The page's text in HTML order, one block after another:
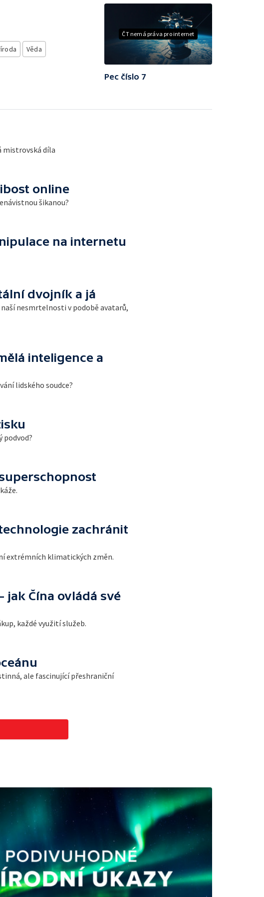
Věda
ČT nemá práva pro internet
Pec číslo 7
mistrovská díla
online
šikanou?
na internetu
dvojník a já
nesmrtelnosti v podobě avatarů,
inteligence a
lidského soudce?
podvod?
zachránit
extrémních klimatických změn.
jak Čína ovládá své
každé využití služeb.
ale fascinující přeshraniční